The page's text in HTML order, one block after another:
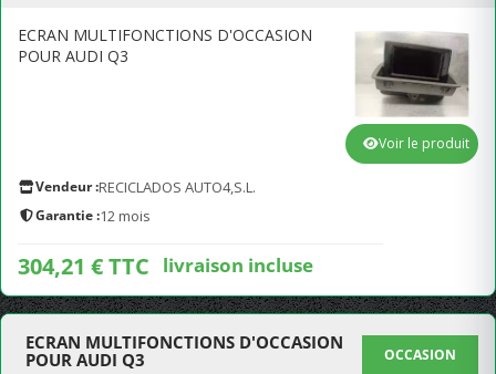
ECRAN MULTIFONCTIONS D'OCCASION
POUR AUDI Q3
Vendeur :RECICLADOS AUTO4,S.L.
Garantie :12 mois
304,21 € TTC livraison incluse
Voir le produit
ECRAN MULTIFONCTIONS D'OCCASION
POUR AUDI Q3
OCCASION